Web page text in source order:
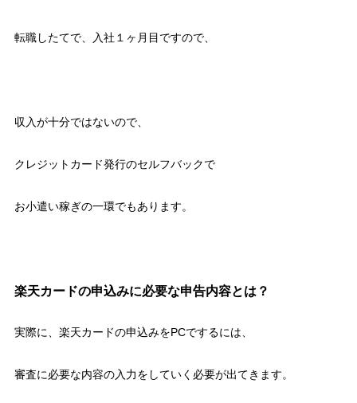
転職したてで、入社１ヶ月目ですので、
収入が十分ではないので、
クレジットカード発行のセルフバックで
お小遣い稼ぎの一環でもあります。
楽天カードの申込みに必要な申告内容とは？
実際に、楽天カードの申込みをPCでするには、
審査に必要な内容の入力をしていく必要が出てきます。